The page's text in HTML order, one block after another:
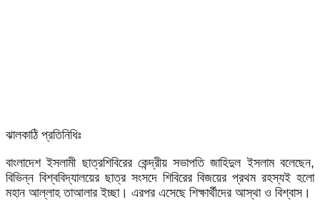
ঝালকাঠি প্রতিনিধিঃ
বাংলাদেশ ইসলামী ছাত্রশিবিরের কেন্দ্রীয় সভাপতি জাহিদুল ইসলাম বলেছেন,
বিভিন্ন বিশ্ববিদ্যালয়ের ছাত্র সংসদে শিবিরের বিজয়ের প্রথম রহস্যই হলো
মহান আল্লাহ তাআলার ইচ্ছা। এরপর এসেছে শিক্ষার্থীদের আস্থা ও বিশ্বাস।